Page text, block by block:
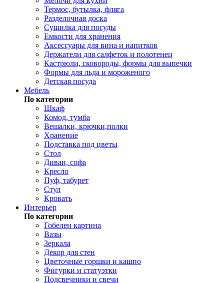
Термос, бутылка, фляга
Разделочная доска
Сушилка для посуды
Емкости для хранения
Аксессуары для вина и напитков
Держатели для салфеток и полотенец
Кастрюли, сковороды, формы для выпечки
Формы для льда и мороженого
Детская посуда
Мебель
По категории
Шкаф
Комод, тумба
Вешалки, крючки,полки
Хранение
Подставка под цветы
Стол
Диван, софа
Кресло
Пуф, табурет
Стул
Кровать
Интерьер
По категории
Гобелен картина
Вазы
Зеркала
Декор для стен
Цветочные горшки и кашпо
Фигурки и статуэтки
Подсвечники и свечи